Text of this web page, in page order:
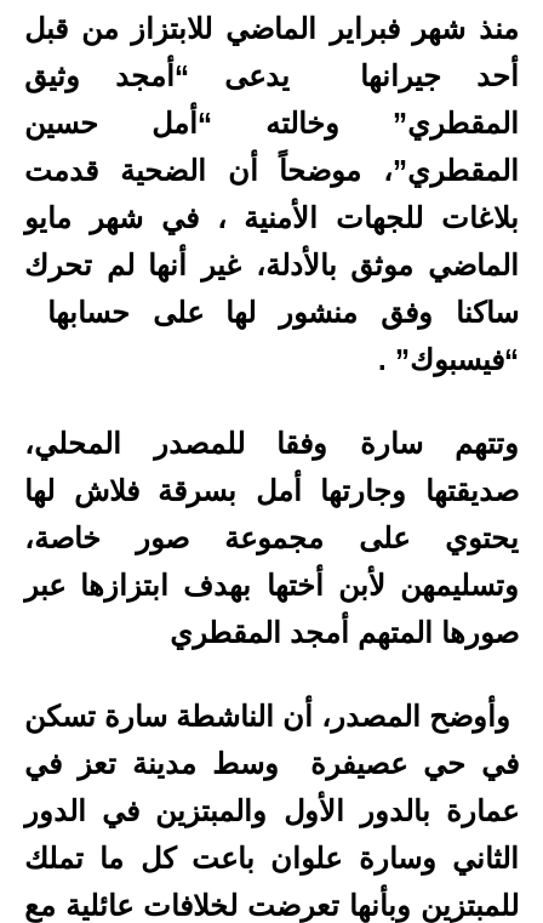
منذ شهر فبراير الماضي للابتزاز من قبل
أحد جيرانها يدعى “أمجد وثيق
المقطري” وخالته “أمل حسين
المقطري”، موضحاً أن الضحية قدمت
بلاغات للجهات الأمنية ، في شهر مايو
الماضي موثق بالأدلة، غير أنها لم تحرك
ساكنا وفق منشور لها على حسابها
“فيسبوك” .
وتتهم سارة وفقا للمصدر المحلي،
صديقتها وجارتها أمل بسرقة فلاش لها
يحتوي على مجموعة صور خاصة،
وتسليمهن لأبن أختها بهدف ابتزازها عبر
صورها
المتهم أمجد المقطري
وأوضح المصدر، أن الناشطة سارة تسكن
في حي عصيفرة وسط مدينة تعز في
عمارة بالدور الأول والمبتزين في الدور
الثاني وسارة علوان باعت كل ما تملك
للمبتزين وبأنها تعرضت لخلافات عائلية مع